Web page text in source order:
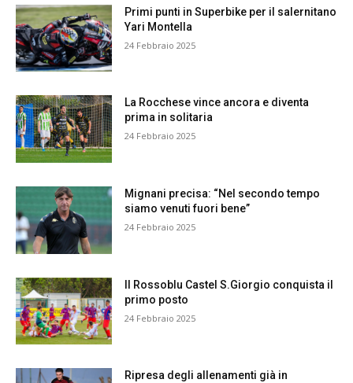
Primi punti in Superbike per il salernitano
Yari Montella
24 Febbraio 2025
La Rocchese vince ancora e diventa
prima in solitaria
24 Febbraio 2025
Mignani precisa: “Nel secondo tempo
siamo venuti fuori bene”
24 Febbraio 2025
Il Rossoblu Castel S.Giorgio conquista il
primo posto
24 Febbraio 2025
Ripresa degli allenamenti già in